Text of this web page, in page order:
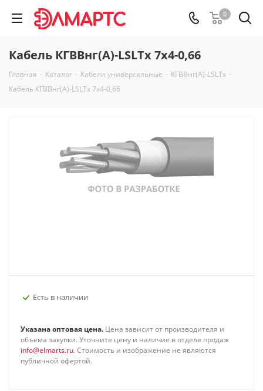
0
Кабель КГВВнг(А)-LSLTx 7х4-0,66
Главная - Каталог - Кабели универсальные - КГВВнг(А)-LSLTx -
Кабель КГВВнг(А)-LSLTx 7х4-0,66
Есть в наличии
Указана оптовая цена. Цена зависит от производителя и
объема закупки. Уточните цену и наличие в отделе продаж
info@elmarts.ru. Стоимость и изображение не являются
публичной офертой.